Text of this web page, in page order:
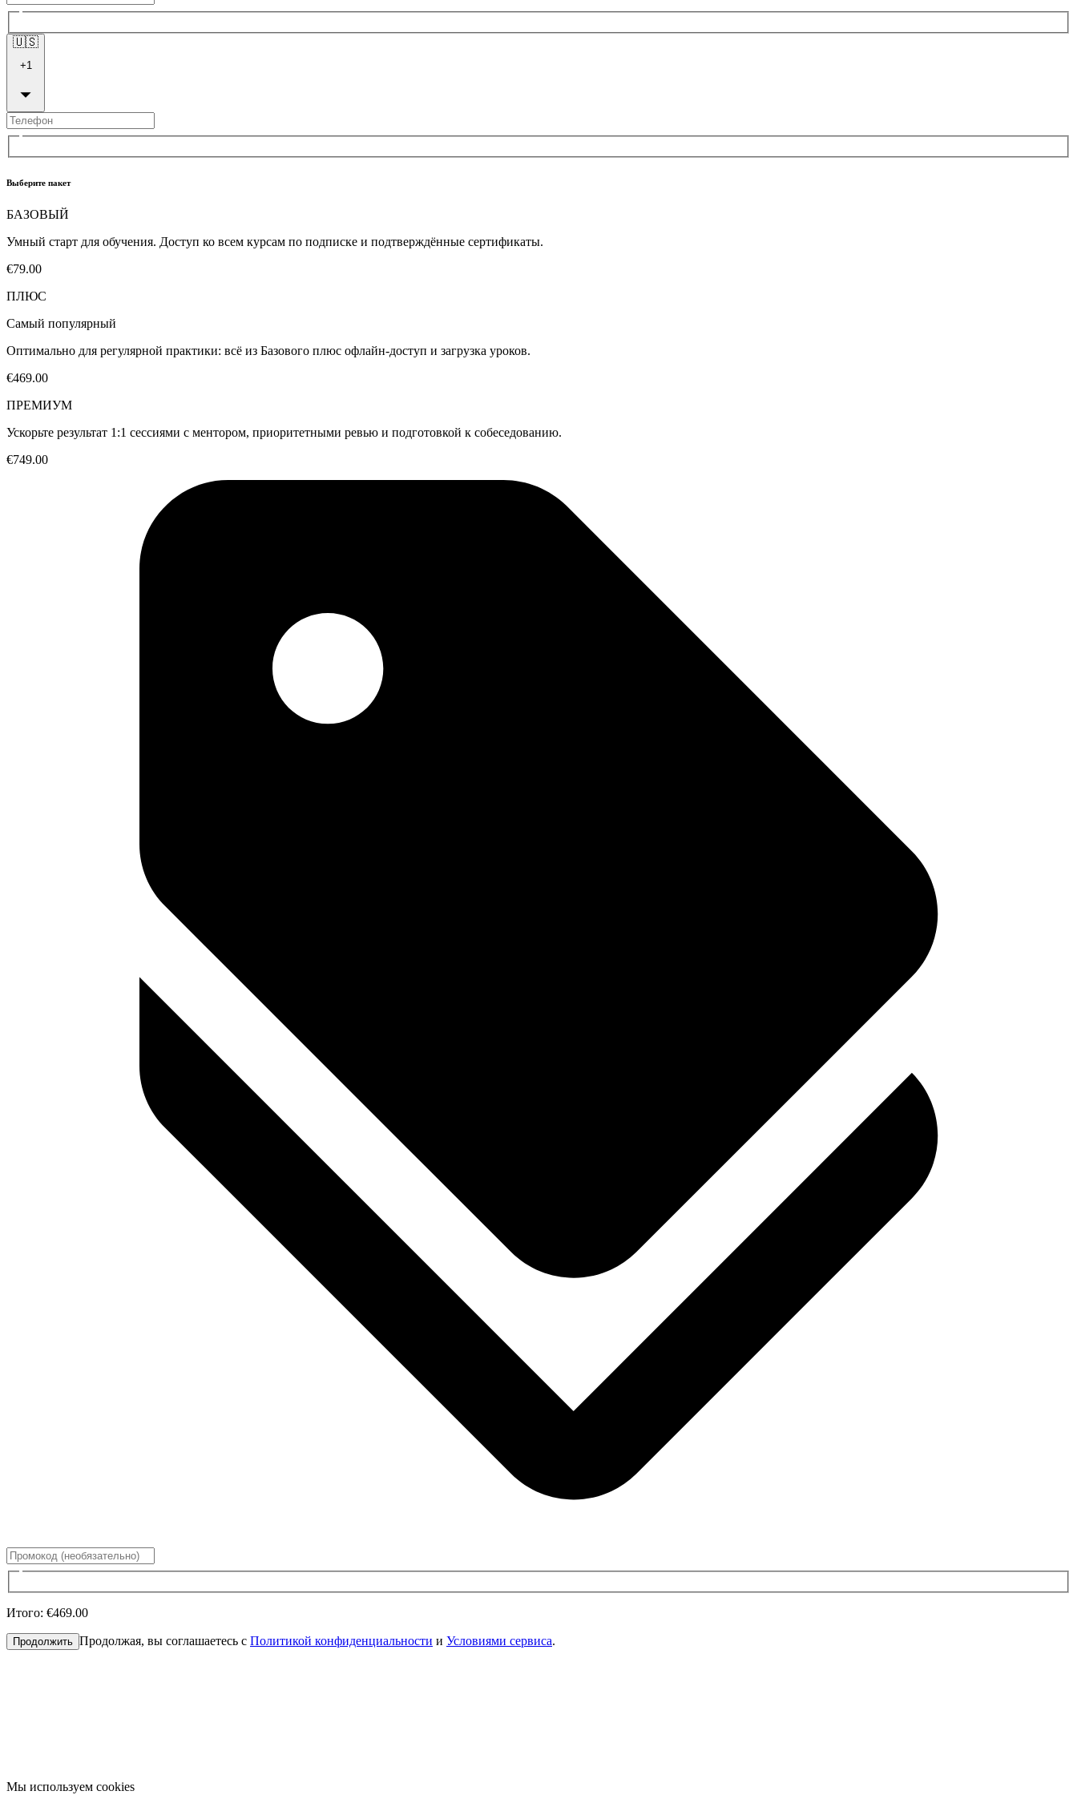
🇺🇸
+1
Выберите пакет
БАЗОВЫЙ
Умный старт для обучения. Доступ ко всем курсам по подписке и подтверждённые сертификаты.
€79.00
ПЛЮС
Самый популярный
Оптимально для регулярной практики: всё из Базового плюс офлайн-доступ и загрузка уроков.
€469.00
ПРЕМИУМ
Ускорьте результат 1:1 сессиями с ментором, приоритетными ревью и подготовкой к собеседованию.
€749.00
Итого: €469.00
Продолжить Продолжая, вы соглашаетесь с Политикой конфиденциальности и Условиями сервиса.
Мы используем cookies